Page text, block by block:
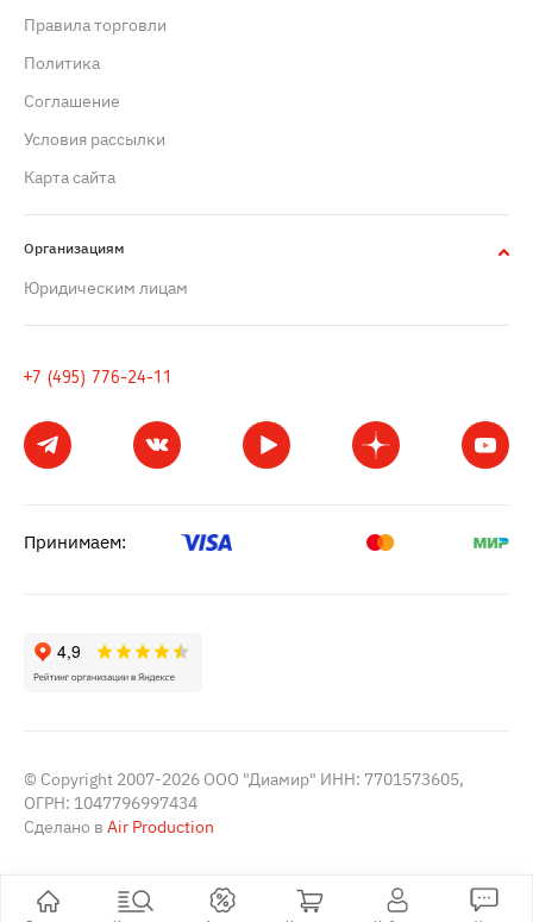
Правила торговли
Политика
Cоглашение
Условия рассылки
Карта сайта
Организациям
Юридическим лицам
+7 (495) 776-24-11
Принимаем:
© Copyright 2007-2026 ООО "Диамир" ИНН: 7701573605,
ОГРН: 1047796997434
Сделано в Air Production